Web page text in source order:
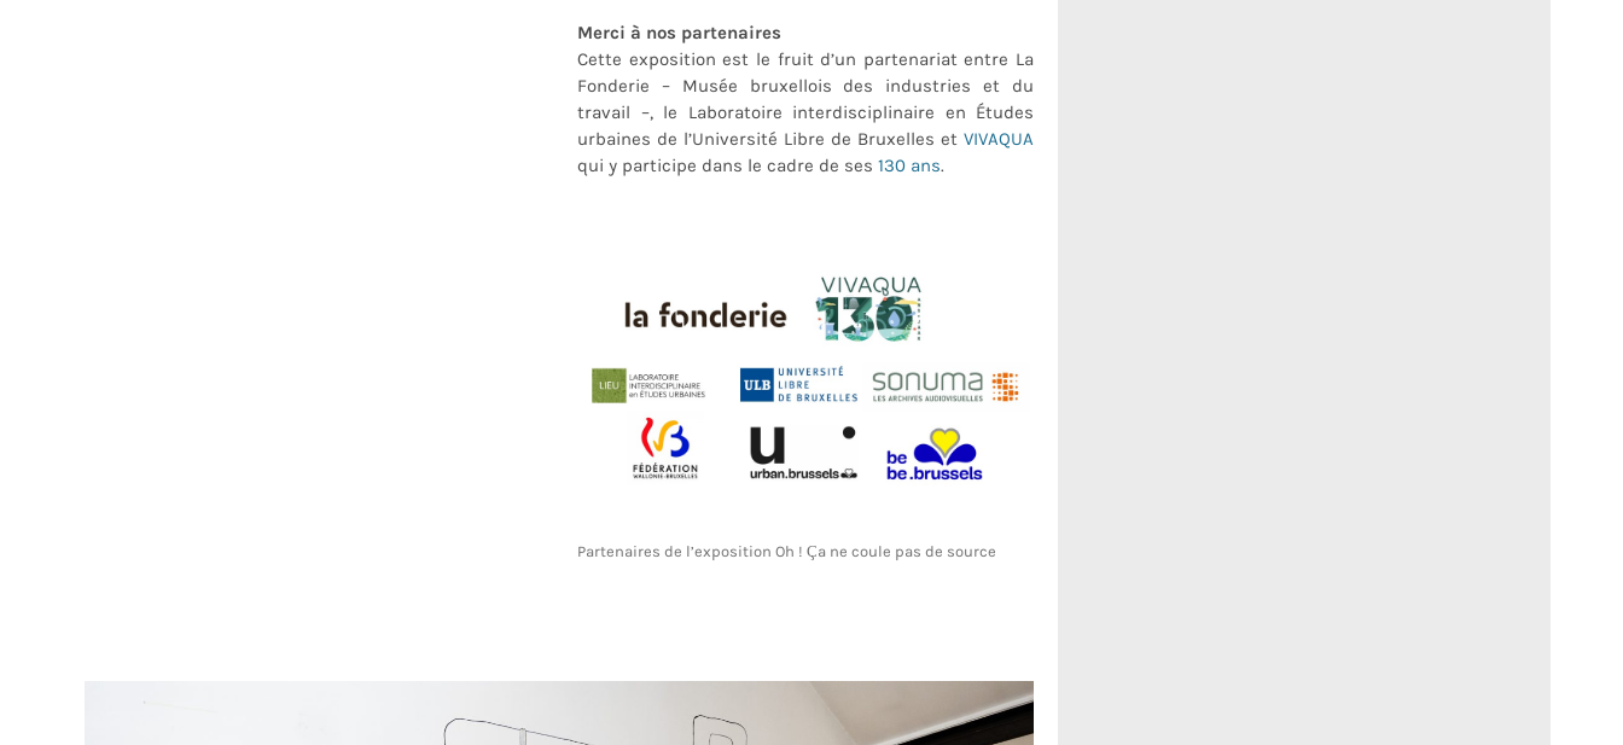
Merci à nos partenaires
Cette exposition est le fruit d’un partenariat entre La
Fonderie – Musée bruxellois des industries et du
travail –, le Laboratoire interdisciplinaire en Études
urbaines de l’Université Libre de Bruxelles et VIVAQUA
qui y participe dans le cadre de ses 130 ans.
Partenaires de l’exposition Oh ! Ça ne coule pas de source